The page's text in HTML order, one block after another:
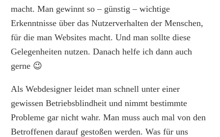
macht. Man gewinnt so – günstig – wichtige
Erkenntnisse über das Nutzerverhalten der Menschen,
für die man Websites macht. Und man sollte diese
Gelegenheiten nutzen. Danach helfe ich dann auch
gerne 😉
Als Webdesigner leidet man schnell unter einer
gewissen Betriebsblindheit und nimmt bestimmte
Probleme gar nicht wahr. Man muss auch mal von den
Betroffenen darauf gestoßen werden. Was für uns